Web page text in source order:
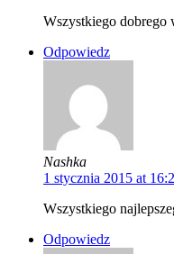
Wszystkiego
Odpowiedz
Nashka
1 stycznia 2015 at
Wszystkiego
Odpowiedz